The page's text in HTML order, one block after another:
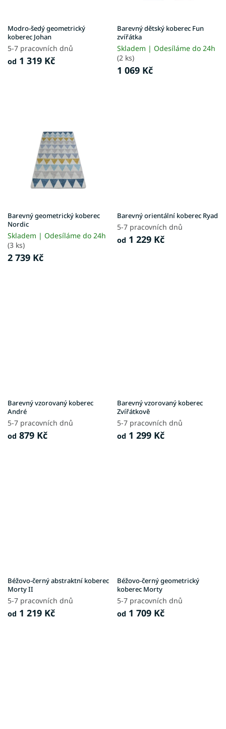
u
k
t
ů
Modro-šedý geometrický
koberec Johan
5-7 pracovních dnů
od 1 319 Kč
Barevný dětský koberec Fun
zvířátka
Skladem | Odesíláme do 24h
(2 ks)
1 069 Kč
Barevný geometrický koberec
Nordic
Skladem | Odesíláme do 24h
(3 ks)
2 739 Kč
Barevný orientální koberec Ryad
5-7 pracovních dnů
od 1 229 Kč
Barevný vzorovaný koberec
André
5-7 pracovních dnů
od 879 Kč
Barevný vzorovaný koberec
Zvířátkově
5-7 pracovních dnů
od 1 299 Kč
Béžovo-černý abstraktní koberec
Morty II
5-7 pracovních dnů
od 1 219 Kč
Béžovo-černý geometrický
koberec Morty
5-7 pracovních dnů
od 1 709 Kč